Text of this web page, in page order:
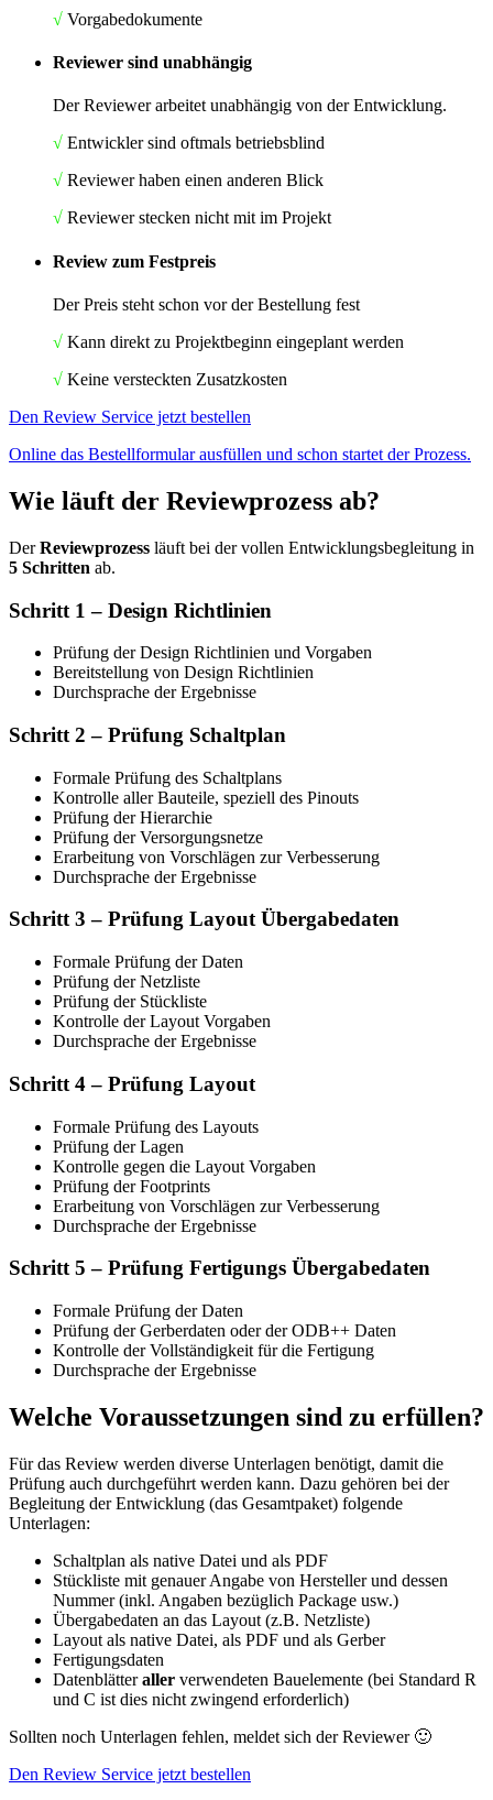
√ Vorgabedokumente
Reviewer sind unabhängig
Der Reviewer arbeitet unabhängig von der Entwicklung.
√ Entwickler sind oftmals betriebsblind
√ Reviewer haben einen anderen Blick
√ Reviewer stecken nicht mit im Projekt
Review zum Festpreis
Der Preis steht schon vor der Bestellung fest
√ Kann direkt zu Projektbeginn eingeplant werden
√ Keine versteckten Zusatzkosten
Den Review Service jetzt bestellen
Online das Bestellformular ausfüllen und schon startet der Prozess.
Wie läuft der Reviewprozess ab?
DerReviewprozess läuft bei der vollen Entwicklungsbegleitung in
5 Schritten ab.
Schritt 1 – Design Richtlinien
Prüfung der Design Richtlinien und Vorgaben
Bereitstellung von Design Richtlinien
Durchsprache der Ergebnisse
Schritt 2 – Prüfung Schaltplan
Formale Prüfung des Schaltplans
Kontrolle aller Bauteile, speziell des Pinouts
Prüfung der Hierarchie
Prüfung der Versorgungsnetze
Erarbeitung von Vorschlägen zur Verbesserung
Durchsprache der Ergebnisse
Schritt 3 – Prüfung Layout Übergabedaten
Formale Prüfung der Daten
Prüfung der Netzliste
Prüfung der Stückliste
Kontrolle der Layout Vorgaben
Durchsprache der Ergebnisse
Schritt 4 – Prüfung Layout
Formale Prüfung des Layouts
Prüfung der Lagen
Kontrolle gegen die Layout Vorgaben
Prüfung der Footprints
Erarbeitung von Vorschlägen zur Verbesserung
Durchsprache der Ergebnisse
Schritt 5 – Prüfung Fertigungs Übergabedaten
Formale Prüfung der Daten
Prüfung der Gerberdaten oder der ODB++ Daten
Kontrolle der Vollständigkeit für die Fertigung
Durchsprache der Ergebnisse
Welche Voraussetzungen sind zu erfüllen?
Für das Review werden diverse Unterlagen benötigt, damit die
Prüfung auch durchgeführt werden kann. Dazu gehören bei der
Begleitung der Entwicklung (das Gesamtpaket) folgende
Unterlagen:
Schaltplan als native Datei und als PDF
Stückliste mit genauer Angabe von Hersteller und dessen
Nummer (inkl. Angaben bezüglich Package usw.)
Übergabedaten an das Layout (z.B. Netzliste)
Layout als native Datei, als PDF und als Gerber
Fertigungsdaten
Datenblätteraller verwendeten Bauelemente (bei Standard R
und C ist dies nicht zwingend erforderlich)
Sollten noch Unterlagen fehlen, meldet sich der Reviewer 🙂
Den Review Service jetzt bestellen